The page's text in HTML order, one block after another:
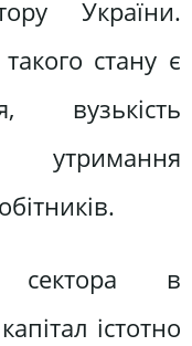
України.
стану є
вузькість
утримання
сектора в
істотно